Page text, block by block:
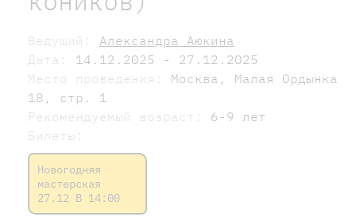
Ведущий: Александра Аюкина
Дата: 14.12.2025 - 27.12.2025
Место проведения: Москва, Малая Ордынка
18, стр. 1
Рекомендуемый возраст: 6-9 лет
Билеты:
Новогодняя
мастерская
27.12 В 14:00